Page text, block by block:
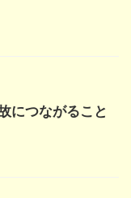
につながること